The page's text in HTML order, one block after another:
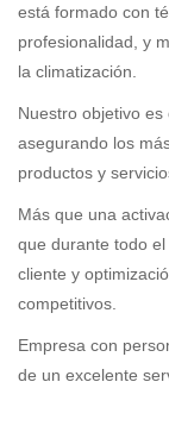
está formado con
profesionalidad, y
la climatización.
Nuestro objetivo
asegurando los
productos y
Más que una
que durante todo
cliente y
competitivos.
Empresa con
de un excelente